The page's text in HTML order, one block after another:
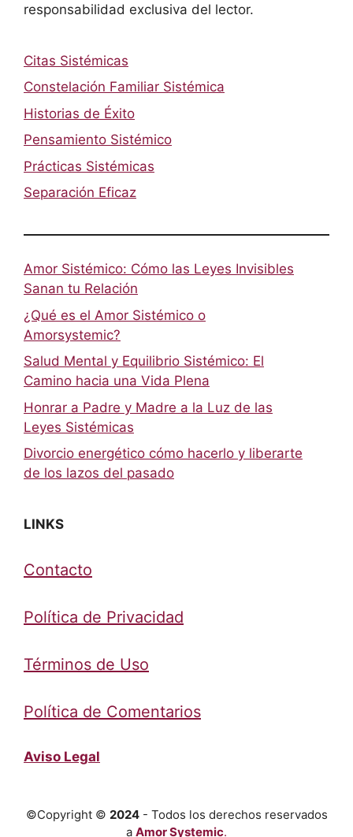
responsabilidad exclusiva del lector.
Citas Sistémicas
Constelación Familiar Sistémica
Historias de Éxito
Pensamiento Sistémico
Prácticas Sistémicas
Separación Eficaz
Amor Sistémico: Cómo las Leyes Invisibles
Sanan tu Relación
¿Qué es el Amor Sistémico o
Amorsystemic?
Salud Mental y Equilibrio Sistémico: El
Camino hacia una Vida Plena
Honrar a Padre y Madre a la Luz de las
Leyes Sistémicas
Divorcio energético cómo hacerlo y liberarte
de los lazos del pasado
LINKS
Contacto
Política de Privacidad
Términos de Uso
Política de Comentarios
Aviso Legal
©Copyright © 2024- Todos los derechos reservados
a Amor Systemic.